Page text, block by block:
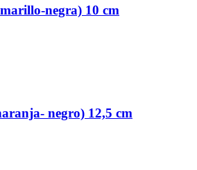
negra) 10 cm
negro) 12,5 cm